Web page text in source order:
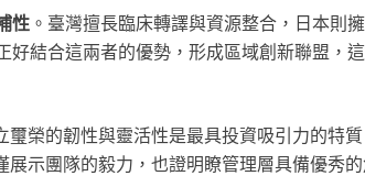
性 。臺灣擅長臨床轉譯與資源整合，日本則
結合這兩者的優勢，形成區域創新聯盟，
榮的韌性與靈活性是最具投資吸引力的特
示團隊的毅力，也證明瞭管理層具備優秀的